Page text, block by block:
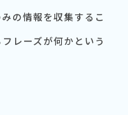
の情報を収集するこ
レーズが何かという